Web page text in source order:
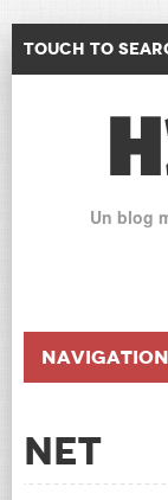
Touch to
Un blog
Navigation
Net